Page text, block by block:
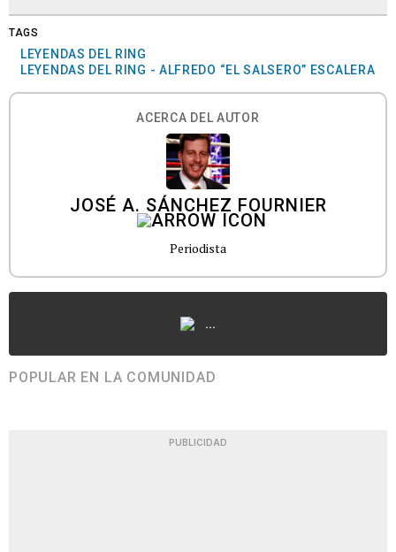
TAGS
LEYENDAS DEL RING
LEYENDAS DEL RING - ALFREDO “EL SALSERO” ESCALERA
ACERCA DEL AUTOR
JOSÉ A. SÁNCHEZ FOURNIER
Periodista
...
POPULAR EN LA COMUNIDAD
PUBLICIDAD